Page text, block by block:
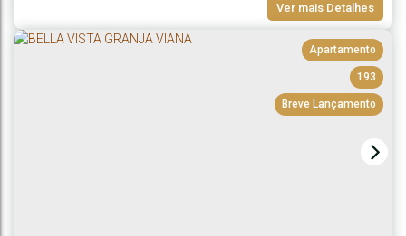
Ver mais Detalhes
193
Apartamento
Breve Lançamento